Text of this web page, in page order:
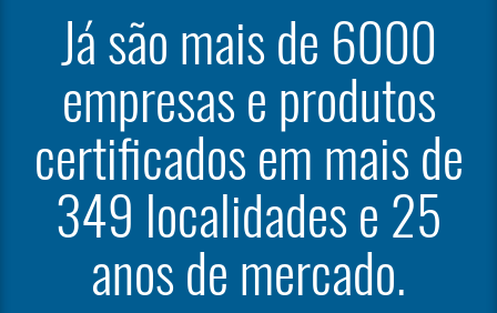
Já são mais de 6000
empresas e produtos
certificados em mais de
349 localidades e 25
anos de mercado.